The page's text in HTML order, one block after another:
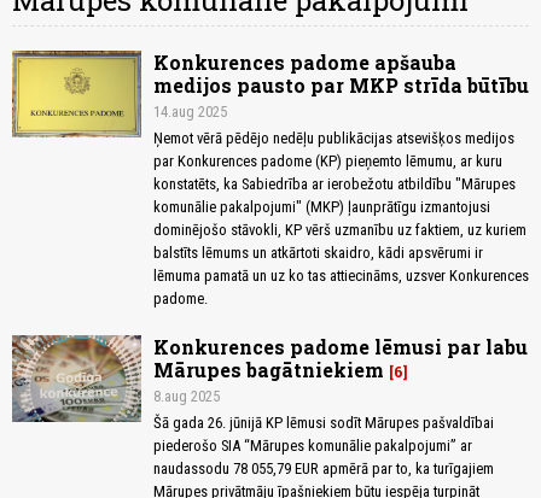
Konkurences padome apšauba
medijos pausto par MKP strīda būtību
14.aug 2025
Ņemot vērā pēdējo nedēļu publikācijas atsevišķos medijos
par Konkurences padome (KP) pieņemto lēmumu, ar kuru
konstatēts, ka Sabiedrība ar ierobežotu atbildību "Mārupes
komunālie pakalpojumi" (MKP) ļaunprātīgu izmantojusi
dominējošo stāvokli, KP vērš uzmanību uz faktiem, uz kuriem
balstīts lēmums un atkārtoti skaidro, kādi apsvērumi ir
lēmuma pamatā un uz ko tas attiecināms, uzsver Konkurences
padome.
Konkurences padome lēmusi par labu
Mārupes bagātniekiem
6
8.aug 2025
Šā gada 26. jūnijā KP lēmusi sodīt Mārupes pašvaldībai
piederošo SIA “Mārupes komunālie pakalpojumi” ar
naudassodu 78 055,79 EUR apmērā par to, ka turīgajiem
Mārupes privātmāju īpašniekiem būtu iespēja turpināt